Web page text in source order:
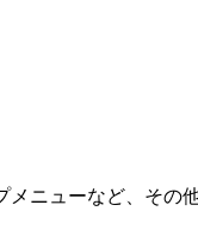
ニューなど、その